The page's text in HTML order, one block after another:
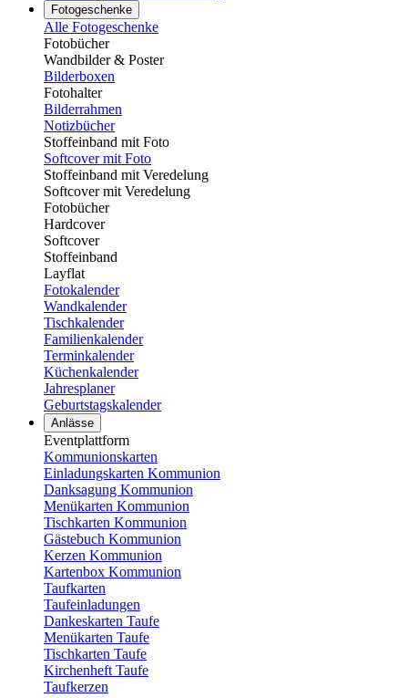
Fotogeschenke
Alle Fotogeschenke
Fotobücher
Wandbilder & Poster
Bilderboxen
Fotohalter
Bilderrahmen
Notizbücher
Stoffeinband mit Foto
Softcover mit Foto
Stoffeinband mit Veredelung
Softcover mit Veredelung
Fotobücher
Hardcover
Softcover
Stoffeinband
Layflat
Fotokalender
Wandkalender
Tischkalender
Familienkalender
Terminkalender
Küchenkalender
Jahresplaner
Geburtstagskalender
Anlässe
Eventplattform
Kommunionskarten
Einladungskarten Kommunion
Danksagung Kommunion
Menükarten Kommunion
Tischkarten Kommunion
Gästebuch Kommunion
Kerzen Kommunion
Kartenbox Kommunion
Taufkarten
Taufeinladungen
Dankeskarten Taufe
Menükarten Taufe
Tischkarten Taufe
Kirchenheft Taufe
Taufkerzen